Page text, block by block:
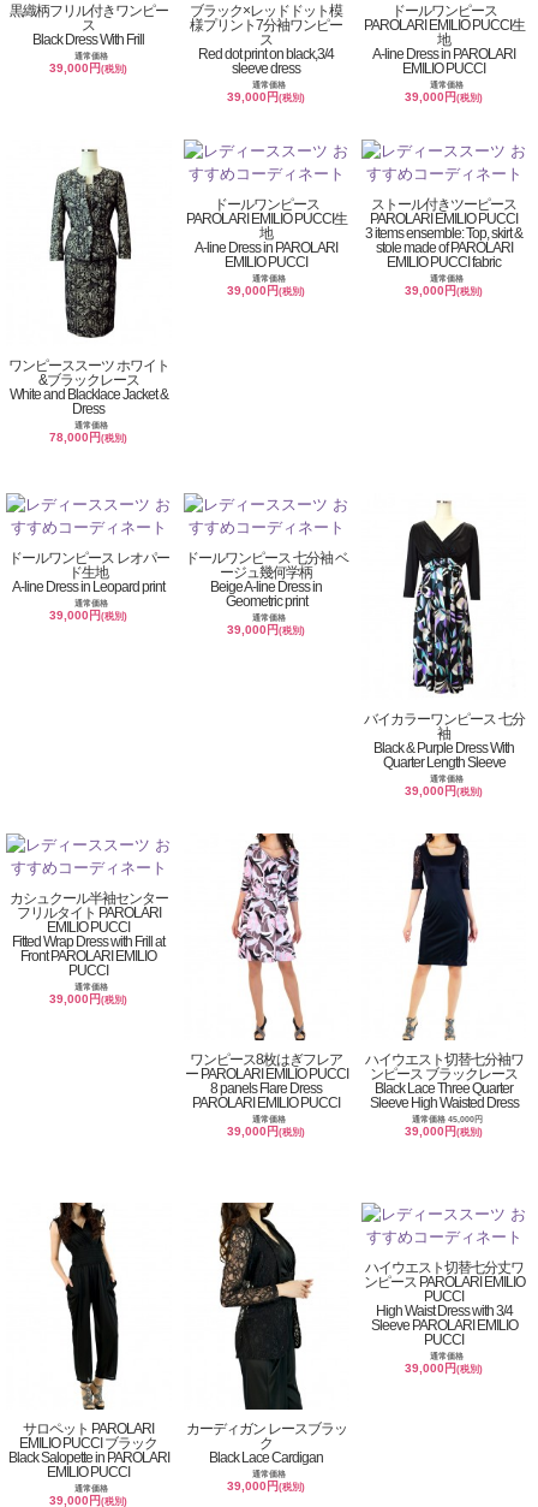
黒織柄フリル付きワンピー
ス
Black Dress With Frill
通常価格
39,000円(税別)
ブラック×レッドドット模
様プリント7分袖ワンピー
ス
Red dot print on black,3/4
sleeve dress
通常価格
39,000円(税別)
ドールワンピース
PAROLARI EMILIO PUCCI生
地
A-line Dress in PAROLARI
EMILIO PUCCI
通常価格
39,000円(税別)
ワンピーススーツ ホワイト
&ブラックレース
White and Blacklace Jacket &
Dress
通常価格
78,000円(税別)
ドールワンピース
PAROLARI EMILIO PUCCI生
地
A-line Dress in PAROLARI
EMILIO PUCCI
通常価格
39,000円(税別)
ストール付きツーピース
PAROLARI EMILIO PUCCI
3 items ensemble: Top, skirt &
stole made of PAROLARI
EMILIO PUCCI fabric
通常価格
39,000円(税別)
ドールワンピース レオパー
ド生地
A-line Dress in Leopard print
通常価格
39,000円(税別)
ドールワンピース 七分袖 ベ
ージュ幾何学柄
Beige A-line Dress in
Geometric print
通常価格
39,000円(税別)
バイカラーワンピース 七分
袖
Black & Purple Dress With
Quarter Length Sleeve
通常価格
39,000円(税別)
カシュクール半袖センター
フリルタイト PAROLARI
EMILIO PUCCI
Fitted Wrap Dress with Frill at
Front PAROLARI EMILIO
PUCCI
通常価格
39,000円(税別)
ワンピース8枚はぎフレア
ー PAROLARI EMILIO PUCCI
8 panels Flare Dress
PAROLARI EMILIO PUCCI
通常価格
39,000円(税別)
ハイウエスト切替七分袖ワ
ンピース ブラックレース
Black Lace Three Quarter
Sleeve High Waisted Dress
通常価格 45,000円
39,000円(税別)
サロペット PAROLARI
EMILIO PUCCI ブラック
Black Salopette in PAROLARI
EMILIO PUCCI
通常価格
39,000円(税別)
カーディガン レースブラッ
ク
Black Lace Cardigan
通常価格
39,000円(税別)
ハイウエスト切替七分丈ワ
ンピース PAROLARI EMILIO
PUCCI
High Waist Dress with 3/4
Sleeve PAROLARI EMILIO
PUCCI
通常価格
39,000円(税別)